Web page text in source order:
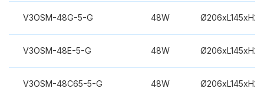
V3OSM-48G-5-G 48W
V3OSM-48E-5-G 48W
V3OSM-48C65-5-G 48W